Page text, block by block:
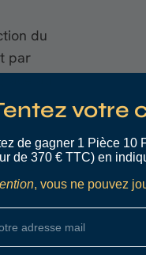
du
par
au
une
votre
de gagner 1 Pièce 10
de 370 € TTC) en
, vous ne pouvez